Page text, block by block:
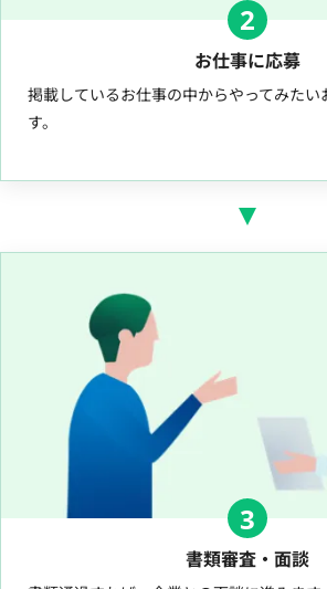
2
お仕事に応募
掲載しているお仕事の中からやってみたい
す。
3
書類審査・面談